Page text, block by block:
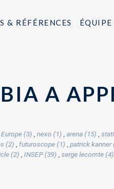
& RÉFÉRENCES ÉQUIPE
A
Europe (3) nexo (1) arena (15)
(2) futuroscope (1) patrick kanner
(2) INSEP (39) serge lecomte (4)